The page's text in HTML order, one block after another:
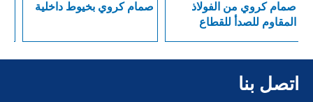
صمام كروي بخيوط داخلية
صمام كروي من الفولاذ
المقاوم للصدأ للقطاع
اتصل بنا